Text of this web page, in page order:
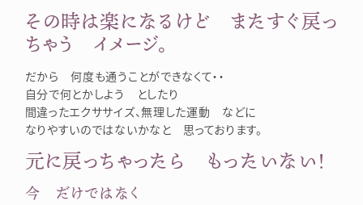
その時は楽になるけど またすぐ戻っ
ちゃう イメージ。
だから 何度も通うことができなくて・・
自分で何とかしよう としたり
間違ったエクササイズ、無理した運動 などに
なりやすいのではないかなと 思っております。
元に戻っちゃったら もったいない！
今 だけではなく